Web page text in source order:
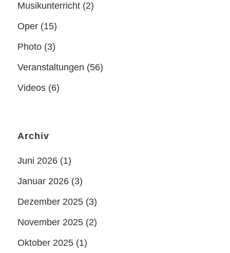
Musikunterricht (2)
Oper (15)
Photo (3)
Veranstaltungen (56)
Videos (6)
Archiv
Juni 2026 (1)
Januar 2026 (3)
Dezember 2025 (3)
November 2025 (2)
Oktober 2025 (1)